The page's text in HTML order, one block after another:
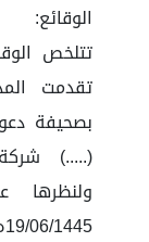
الوقائع:
تتلخص
تقدمت
بصحيفة
(.....)
ولنظرها